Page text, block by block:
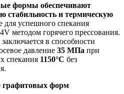
формы обеспечивают
стабильность и термическую
для успешного спекания
методом горячего прессования.
в способности
давление 35 МПа при
спекания 1150°C без
графитовых форм